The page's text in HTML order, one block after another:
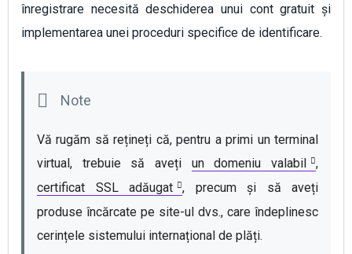
înregistrare necesită deschiderea unui cont gratuit și
implementarea unei proceduri specifice de identificare.
Vă rugăm să rețineți că, pentru a primi un terminal
virtual, trebuie să aveți un domeniu valabil
certificat SSL adăugat
, precum și să aveți
produse încărcate pe site-ul dvs., care îndeplinesc
cerințele sistemului internațional de plăți.